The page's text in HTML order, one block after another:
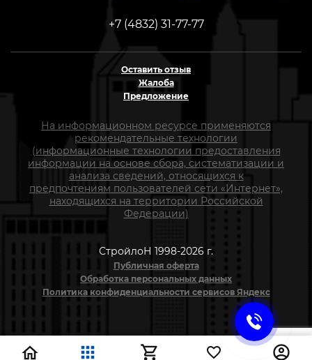
+7 (4832) 31-77-77
Оставить отзыв
Жалоба
Предложение
На информационном ресурсе применяются
рекомендательные технологии
(информационные технологии предоставления
информации на основе сбора, систематизации и
анализа сведений, относящихся к
предпочтениям пользователей сети «Интернет»,
находящихся на территории Российской
Федерации)
СтройлоН 1998-2026 г.
Публичная оферта
Обработка персональных данных
Политика конфиденциальности сервисов Яндекс